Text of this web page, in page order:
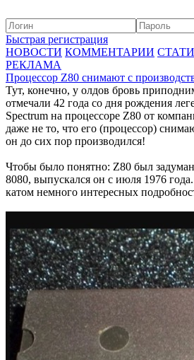
Быстрая регистрация
НОВОСТИ КОММЕНТАРИИ
РЕКЛАМА
Процессор Z80 снимают с
Тут, конечно, у олдов бровь
отмечали 42 года со дня рождения
Spectrum на процессоре Z80 от
даже не то, что его (процессор)
он до сих пор производился!
Чтобы было понятно: Z80 был
8080, выпускался он с июля 1976
катом немного интересных